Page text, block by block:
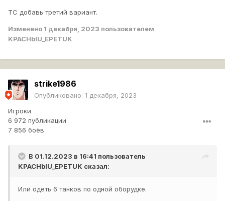
ТС добавь третий вариант.
Изменено 1 декабря, 2023 пользователем
KPACHbIU_EPETUK
strike1986
Опубликовано: 1 декабря, 2023
Игроки
6 972 публикации
7 856 боёв
В 01.12.2023 в 16:41 пользователь
KPACHbIU_EPETUK сказал:
Или одеть 6 танков по одной оборудке.